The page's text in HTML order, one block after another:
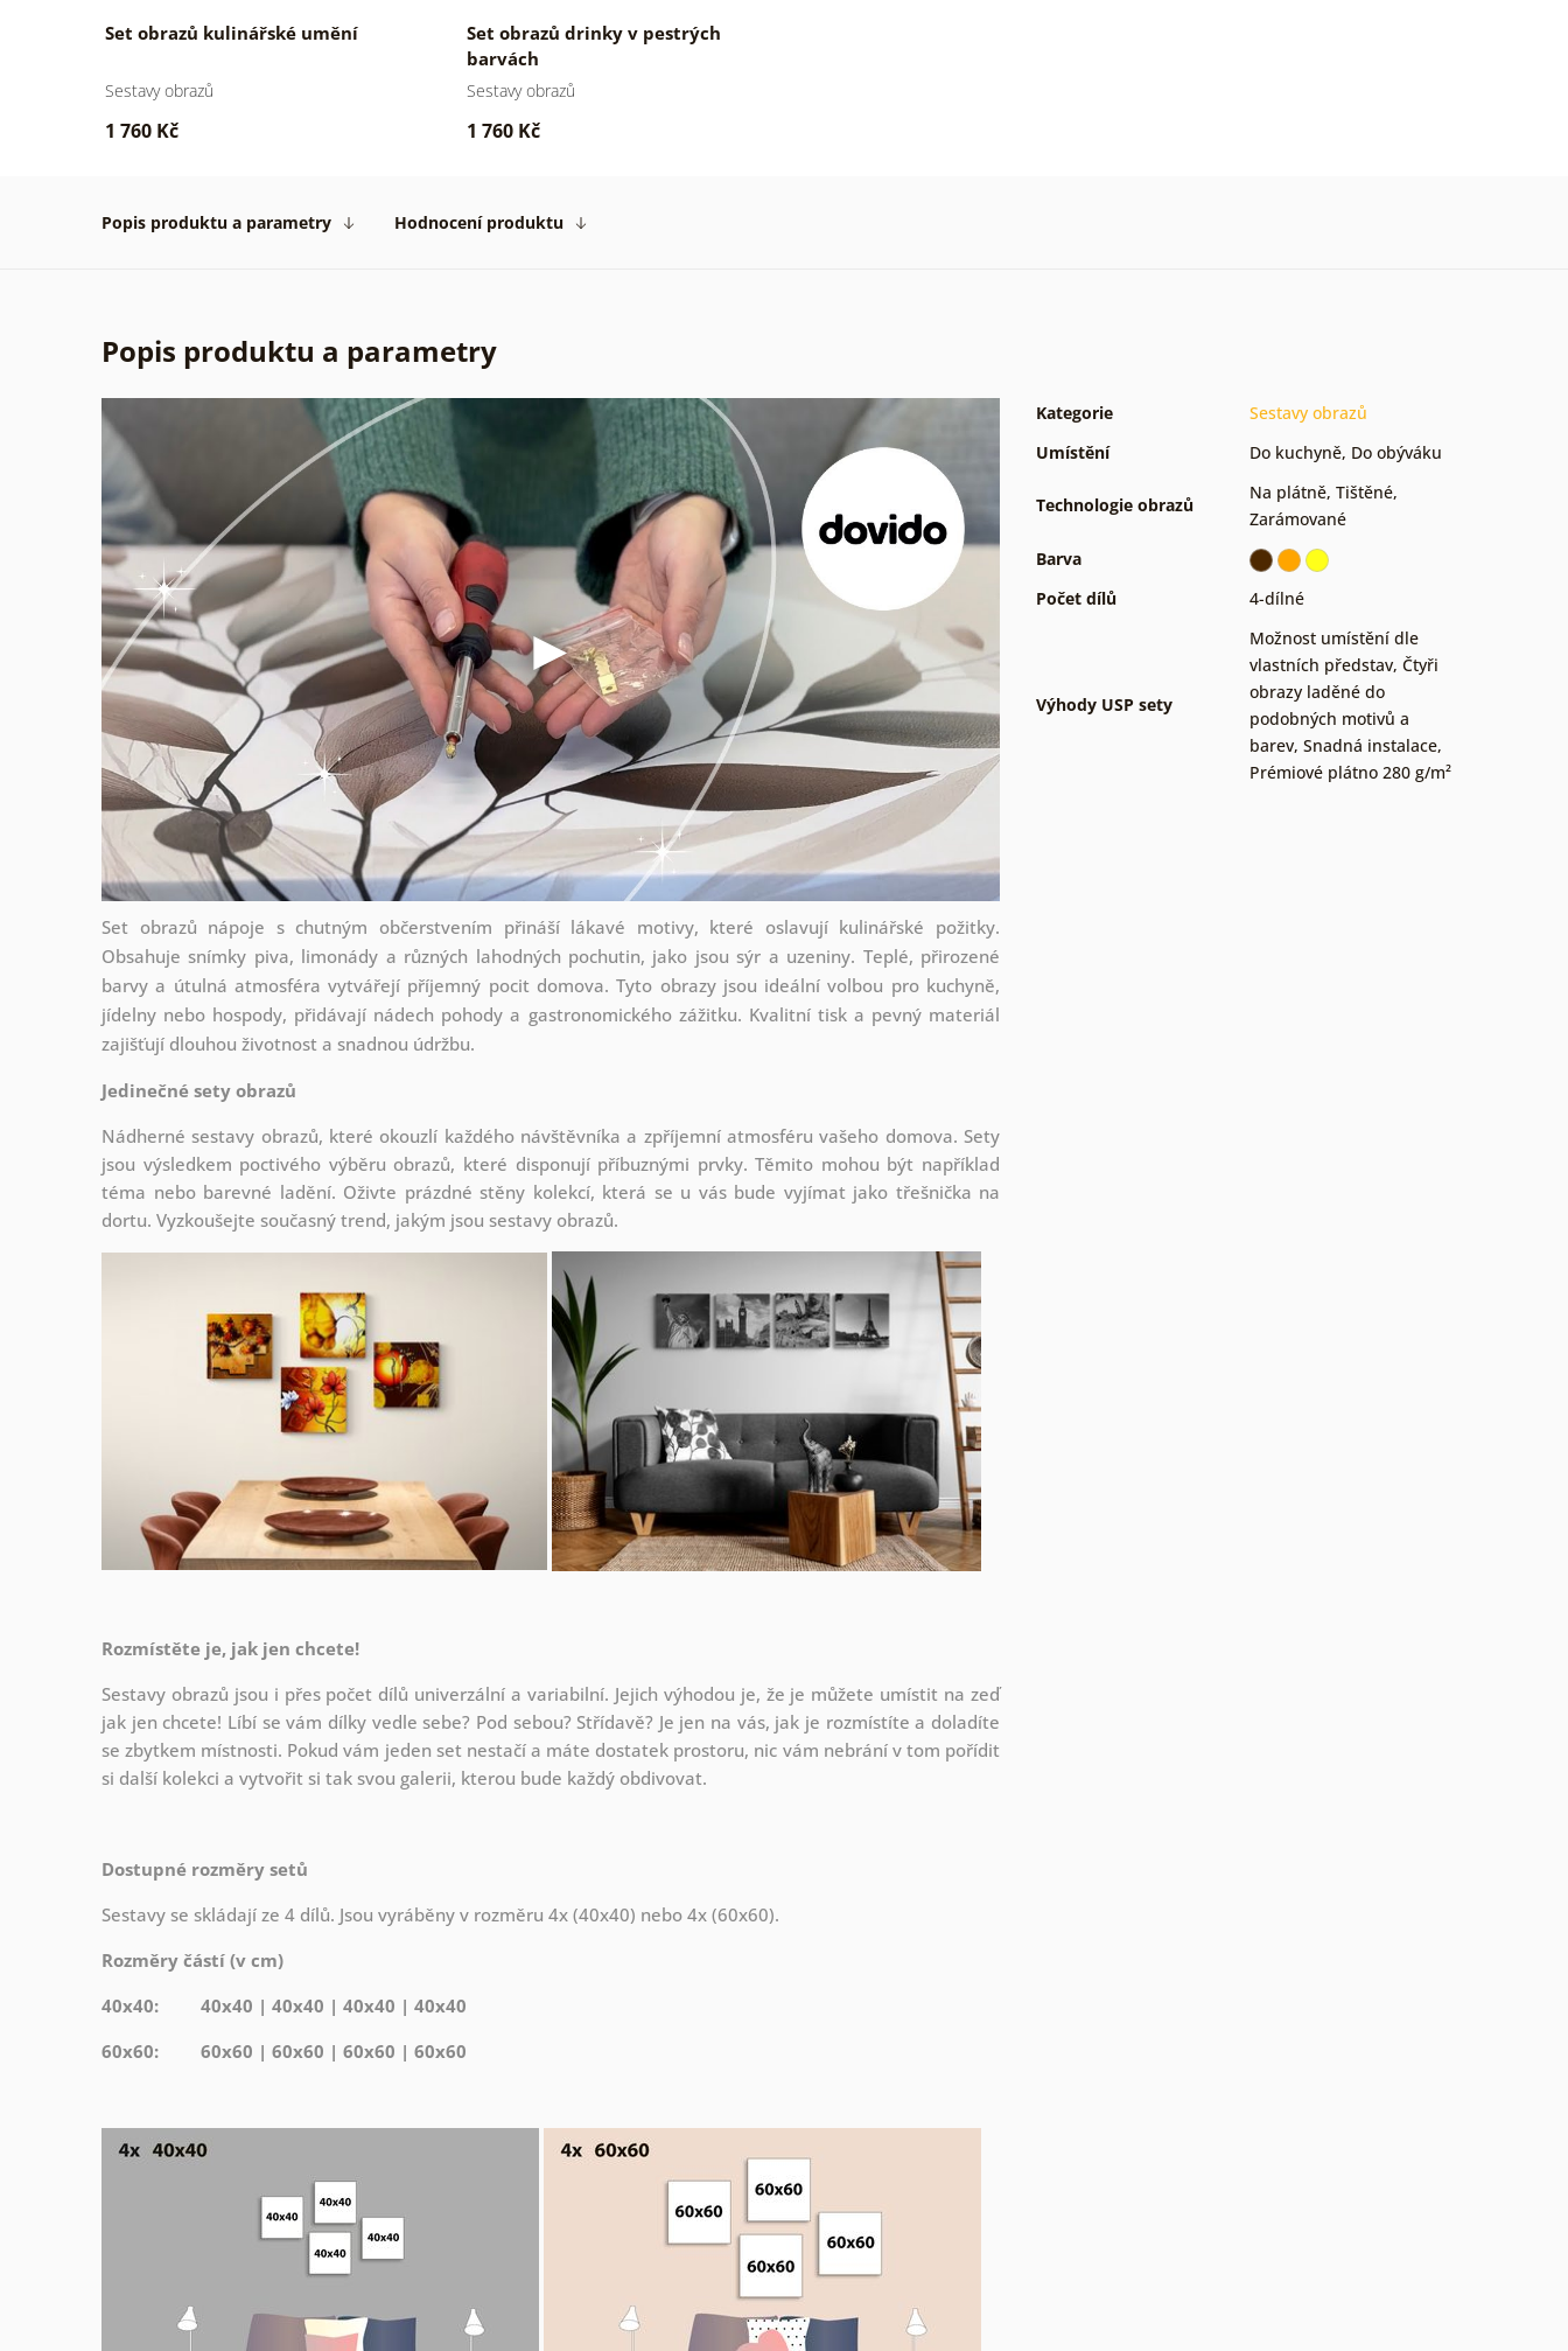
Set obrazů kulinářské umění
Sestavy obrazů
1 760 Kč
Set obrazů drinky v pestrých
barvách
Sestavy obrazů
1 760 Kč
Popis produktu a parametry Hodnocení produktu
Popis produktu a parametry
Set obrazů nápoje s chutným občerstvením přináší lákavé motivy, které oslavují kulinářské požitky.
Obsahuje snímky piva, limonády a různých lahodných pochutin, jako jsou sýr a uzeniny. Teplé, přirozené
barvy a útulná atmosféra vytvářejí příjemný pocit domova. Tyto obrazy jsou ideální volbou pro kuchyně,
jídelny nebo hospody, přidávají nádech pohody a gastronomického zážitku. Kvalitní tisk a pevný materiál
zajišťují dlouhou životnost a snadnou údržbu.
Jedinečné sety obrazů
Nádherné sestavy obrazů, které okouzlí každého návštěvníka a zpříjemní atmosféru vašeho domova. Sety
jsou výsledkem poctivého výběru obrazů, které disponují příbuznými prvky. Těmito mohou být například
téma nebo barevné ladění. Oživte prázdné stěny kolekcí, která se u vás bude vyjímat jako třešnička na
dortu. Vyzkoušejte současný trend, jakým jsou sestavy obrazů.
Rozmístěte je, jak jen chcete!
Sestavy obrazů jsou i přes počet dílů univerzální a variabilní. Jejich výhodou je, že je můžete umístit na zeď
jak jen chcete! Líbí se vám dílky vedle sebe? Pod sebou? Střídavě? Je jen na vás, jak je rozmístíte a doladíte
se zbytkem místnosti. Pokud vám jeden set nestačí a máte dostatek prostoru, nic vám nebrání v tom pořídit
si další kolekci a vytvořit si tak svou galerii, kterou bude každý obdivovat.
Dostupné rozměry setů
Sestavy se skládají ze 4 dílů. Jsou vyráběny v rozměru 4x (40x40) nebo 4x (60x60).
Rozměry částí (v cm)
40x40: 40x40 | 40x40 | 40x40 | 40x40
60x60: 60x60 | 60x60 | 60x60 | 60x60
Kategorie
Sestavy obrazů
Umístění
Do kuchyně, Do obýváku
Technologie obrazů
Na plátně, Tištěné,
Zarámované
Barva
Počet dílů
4-dílné
Výhody USP sety
Možnost umístění dle
vlastních představ, Čtyři
obrazy laděné do
podobných motivů a
barev, Snadná instalace,
Prémiové plátno 280 g/m²